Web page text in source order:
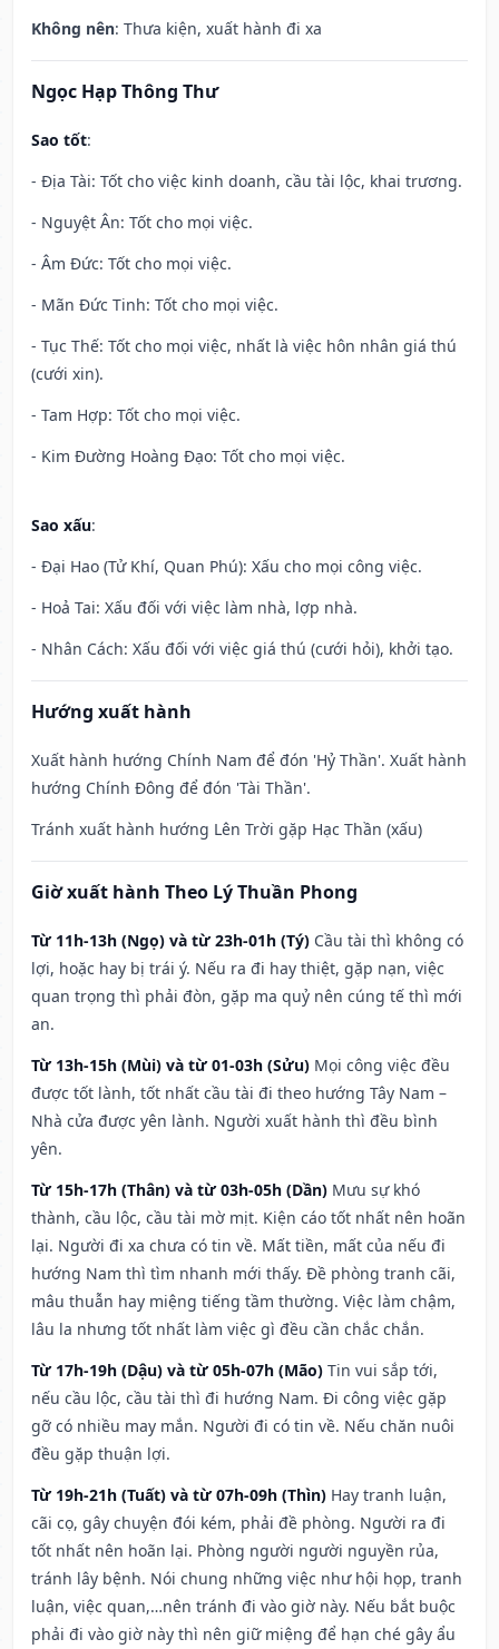
Không nên: Thưa kiện, xuất hành đi xa
Ngọc Hạp Thông Thư
Sao tốt:
- Địa Tài: Tốt cho việc kinh doanh, cầu tài lộc, khai trương.
- Nguyệt Ân: Tốt cho mọi việc.
- Âm Đức: Tốt cho mọi việc.
- Mãn Đức Tinh: Tốt cho mọi việc.
- Tục Thế: Tốt cho mọi việc, nhất là việc hôn nhân giá thú
(cưới xin).
- Tam Hợp: Tốt cho mọi việc.
- Kim Đường Hoàng Đạo: Tốt cho mọi việc.
Sao xấu:
- Đại Hao (Tử Khí, Quan Phú): Xấu cho mọi công việc.
- Hoả Tai: Xấu đối với việc làm nhà, lợp nhà.
- Nhân Cách: Xấu đối với việc giá thú (cưới hỏi), khởi tạo.
Hướng xuất hành
Xuất hành hướng Chính Nam để đón 'Hỷ Thần'. Xuất hành
hướng Chính Đông để đón 'Tài Thần'.
Tránh xuất hành hướng Lên Trời gặp Hạc Thần (xấu)
Giờ xuất hành Theo Lý Thuần Phong
Từ 11h-13h (Ngọ) và từ 23h-01h (Tý) Cầu tài thì không có
lợi, hoặc hay bị trái ý. Nếu ra đi hay thiệt, gặp nạn, việc
quan trọng thì phải đòn, gặp ma quỷ nên cúng tế thì mới
an.
Từ 13h-15h (Mùi) và từ 01-03h (Sửu) Mọi công việc đều
được tốt lành, tốt nhất cầu tài đi theo hướng Tây Nam –
Nhà cửa được yên lành. Người xuất hành thì đều bình
yên.
Từ 15h-17h (Thân) và từ 03h-05h (Dần) Mưu sự khó
thành, cầu lộc, cầu tài mờ mịt. Kiện cáo tốt nhất nên hoãn
lại. Người đi xa chưa có tin về. Mất tiền, mất của nếu đi
hướng Nam thì tìm nhanh mới thấy. Đề phòng tranh cãi,
mâu thuẫn hay miệng tiếng tầm thường. Việc làm chậm,
lâu la nhưng tốt nhất làm việc gì đều cần chắc chắn.
Từ 17h-19h (Dậu) và từ 05h-07h (Mão) Tin vui sắp tới,
nếu cầu lộc, cầu tài thì đi hướng Nam. Đi công việc gặp
gỡ có nhiều may mắn. Người đi có tin về. Nếu chăn nuôi
đều gặp thuận lợi.
Từ 19h-21h (Tuất) và từ 07h-09h (Thìn) Hay tranh luận,
cãi cọ, gây chuyện đói kém, phải đề phòng. Người ra đi
tốt nhất nên hoãn lại. Phòng người người nguyền rủa,
tránh lây bệnh. Nói chung những việc như hội họp, tranh
luận, việc quan,…nên tránh đi vào giờ này. Nếu bắt buộc
phải đi vào giờ này thì nên giữ miệng để hạn ché gây ẩu